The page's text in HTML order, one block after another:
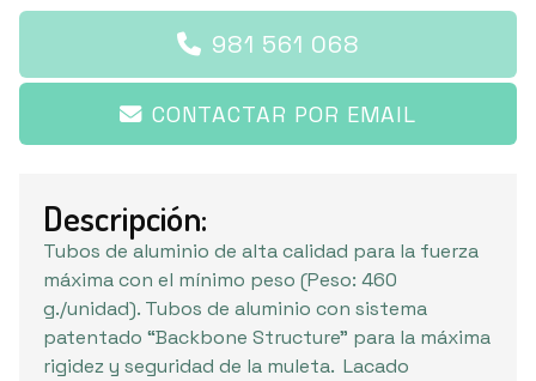
981 561 068
CONTACTAR POR EMAIL
Descripción:
Tubos de aluminio de alta calidad para la fuerza
máxima con el mínimo peso (Peso: 460
g./unidad). Tubos de aluminio con sistema
patentado “Backbone Structure” para la máxima
rigidez y seguridad de la muleta. Lacado